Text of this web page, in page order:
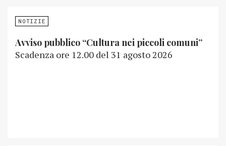
NOTIZIE
Avviso pubblico “Cultura nei piccoli comuni”
Scadenza ore 12.00 del 31 agosto 2026